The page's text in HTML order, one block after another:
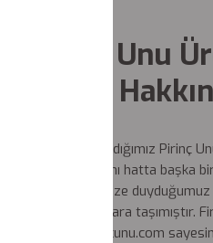
Pirinç Unu
2010 yılında başladığımız
gereklilikleri, aynı hatta başka
anlayışımız ve işimize
firmamızı üst sıralara taşımıştır.
kapasite ve pirincunu.com